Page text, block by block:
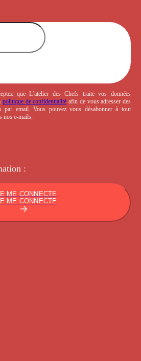
que L’atelier des Chefs traite vos données
politique de confidentialité afin de vous adresser des
par email. Vous pouvez vous désabonner à tout
nos e-mails.
:
ME CONNECTE
ME CONNECTE